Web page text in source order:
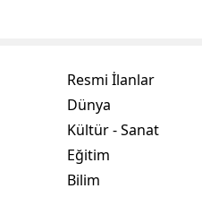
Şırnak
Bartın
Ardahan
Resmi İlanlar
Dünya
Kültür - Sanat
Eğitim
Bilim